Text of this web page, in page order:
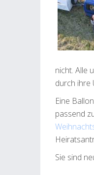
nicht. Alle
durch ihre
Eine
passend
Sie sind